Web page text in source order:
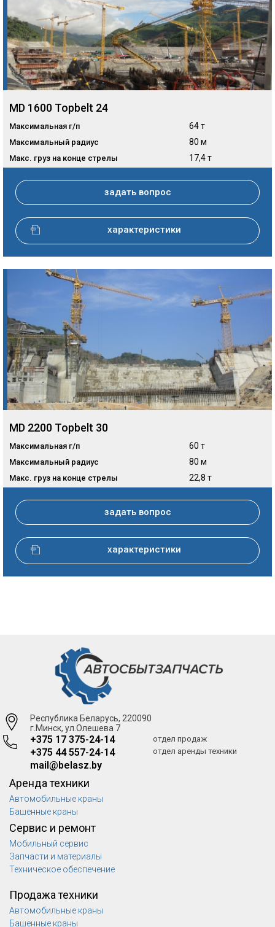
MD 1600 Topbelt 24
Максимальная г/п 64 т
Максимальный радиус 80 м
Макс. груз на конце стрелы 17,4 т
задать вопрос
характеристики
MD 2200 Topbelt 30
Максимальная г/п 60 т
Максимальный радиус 80 м
Макс. груз на конце стрелы 22,8 т
задать вопрос
характеристики
Республика Беларусь, 220090
г.Минск, ул.Олешева 7
+375 17 375-24-14
+375 44 557-24-14
mail@belasz.by
отдел продаж
отдел аренды техники
Аренда техники
Автомобильные краны
Башенные краны
Сервис и ремонт
Мобильный сервис
Запчасти и материалы
Техническое обеспечение
Продажа техники
Автомобильные краны
Башенные краны